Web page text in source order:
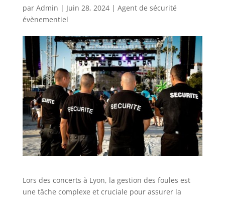
par Admin | Juin 28, 2024| Agent de sécurité
évènementiel
Lors des concerts à Lyon, la gestion des foules est
une tâche complexe et cruciale pour assurer la